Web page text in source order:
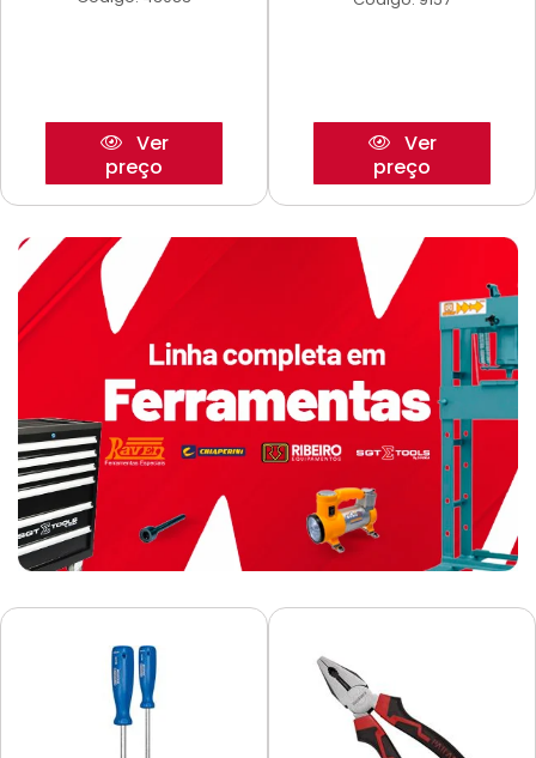
Ver
preço
Ver
preço